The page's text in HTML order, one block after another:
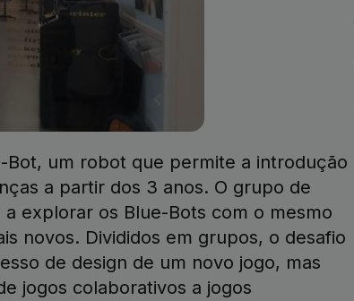
um robot que permite a introdução
a partir dos 3 anos. O grupo de
explorar os Blue-Bots com o mesmo
novos. Divididos em grupos, o desafio
de design de um novo jogo, mas
jogos colaborativos a jogos